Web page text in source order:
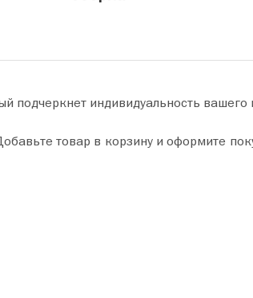
подчеркнет индивидуальность вашего